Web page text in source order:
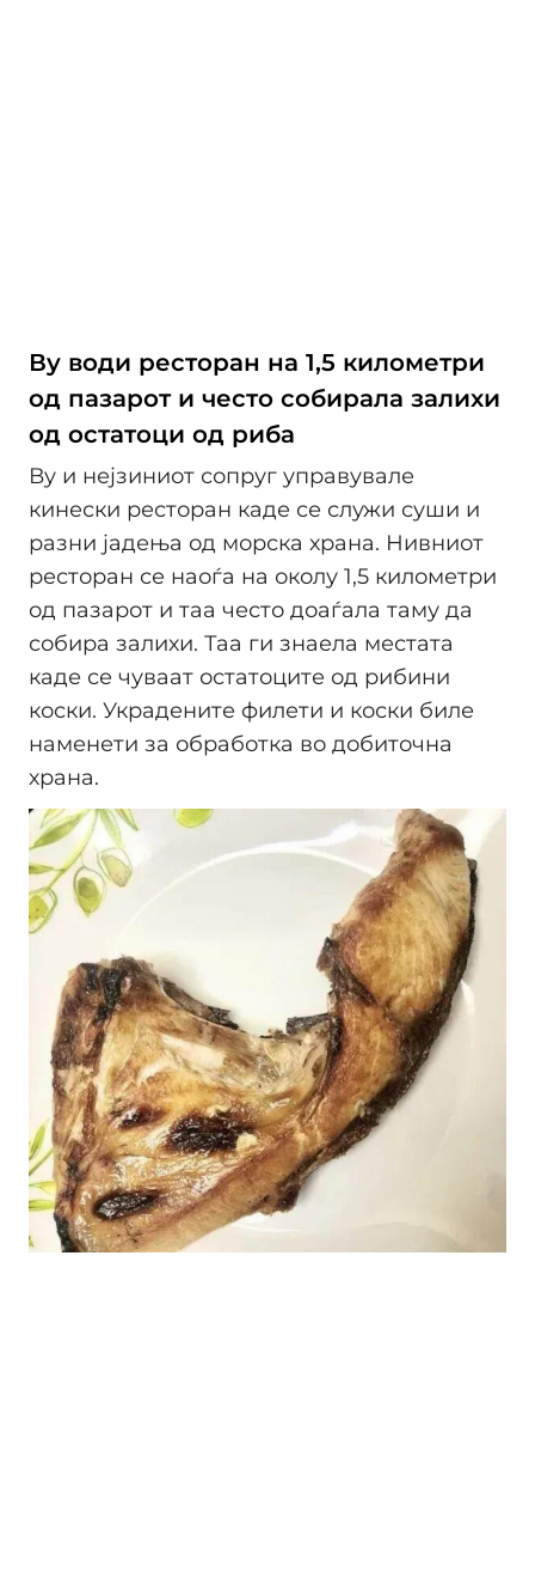
Ву води ресторан на 1,5 километри
од пазарот и често собирала залихи
од остатоци од риба
Ву и нејзиниот сопруг управувале
кинески ресторан каде се служи суши и
разни јадења од морска храна. Нивниот
ресторан се наоѓа на околу 1,5 километри
од пазарот и таа често доаѓала таму да
собира залихи. Таа ги знаела местата
каде се чуваат остатоците од рибини
коски. Украдените филети и коски биле
наменети за обработка во добиточна
храна.